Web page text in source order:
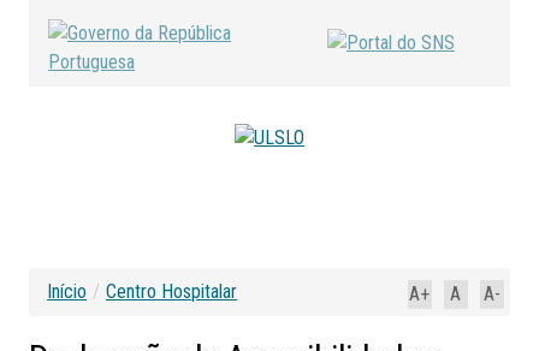
A-
A
A+
Início / Centro Hospitalar